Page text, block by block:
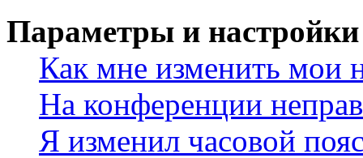
Параметры и настройки
Как мне изменить мои
На конференции
Я изменил часовой